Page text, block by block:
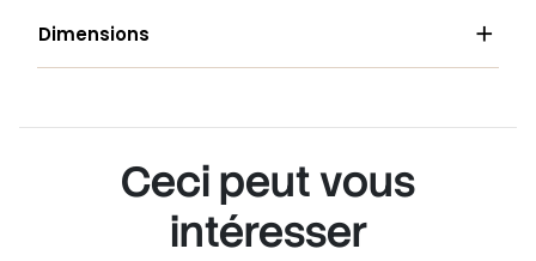
Dimensions 
Ceci peut vous
intéresser